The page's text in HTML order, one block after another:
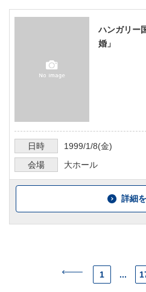
ハンガリー
婚」
日時 1999/1/8(金)
会場
大ホール
詳細
1 ...